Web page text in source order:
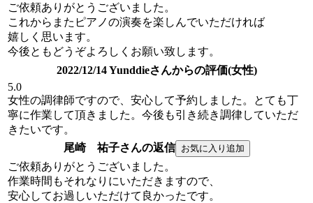
ご依頼ありがとうございました。
これからまたピアノの演奏を楽しんでいただければ
嬉しく思います。
今後ともどうぞよろしくお願い致します。
2022/12/14 Yunddieさんからの評価(女性)
5.0
女性の調律師ですので、安心して予約しました。とても丁
寧に作業して頂きました。今後も引き続き調律していただ
きたいです。
尾崎 祐子さんの返信
ご依頼ありがとうございました。
作業時間もそれなりにいただきますので、
安心してお過しいただけて良かったです。